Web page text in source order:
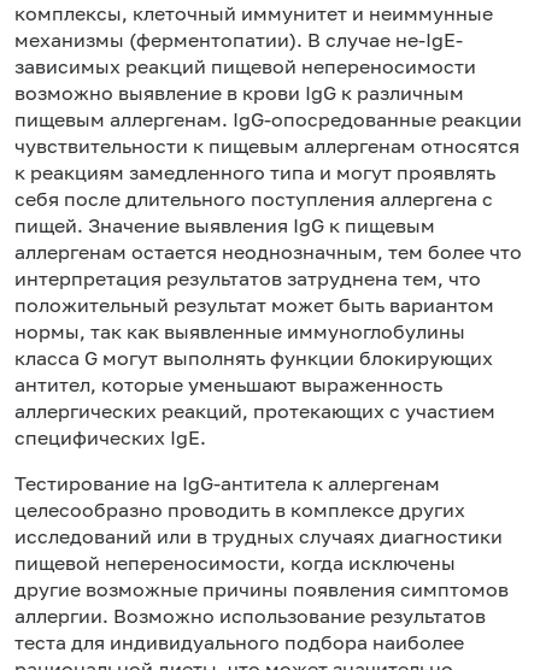
комплексы, клеточный иммунитет и неиммунные
механизмы (ферментопатии). В случае не-IgE-
зависимых реакций пищевой непереносимости
возможно выявление в крови IgG к различным
пищевым аллергенам. IgG-опосредованные реакции
чувствительности к пищевым аллергенам относятся
к реакциям замедленного типа и могут проявлять
себя после длительного поступления аллергена с
пищей. Значение выявления IgG к пищевым
аллергенам остается неоднозначным, тем более что
интерпретация результатов затруднена тем, что
положительный результат может быть вариантом
нормы, так как выявленные иммуноглобулины
класса G могут выполнять функции блокирующих
антител, которые уменьшают выраженность
аллергических реакций, протекающих с участием
специфических IgE.
Тестирование на IgG-антитела к аллергенам
целесообразно проводить в комплексе других
исследований или в трудных случаях диагностики
пищевой непереносимости, когда исключены
другие возможные причины появления симптомов
аллергии. Возможно использование результатов
теста для индивидуального подбора наиболее